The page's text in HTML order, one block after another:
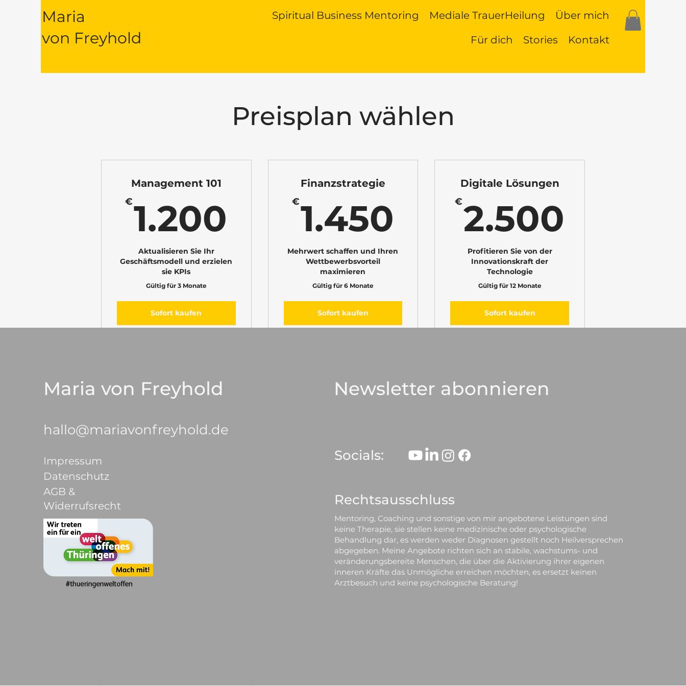
Maria
von Freyhold
Spiritual Business Mentoring Mediale TrauerHeilung
Über mich
Für dich
Stories Kontakt
Preisplan wählen
Management 101
€1.200 1.200€
Aktualisieren Sie Ihr
Geschäftsmodell und erzielen
sie KPIs
Gültig für 3 Monate
Sofort kaufen
Ich bin ein Vorteil
Finanzstrategie
€1.450 1.450€
Mehrwert schaffen und Ihren
Wettbewerbsvorteil
maximieren
Gültig für 6 Monate
Sofort kaufen
Ich bin ein Vorteil
Digitale Lösungen
€2.500
Profitieren Sie von der
Innovationskraft der
Technologie
Gültig für 12 Monate
Sofort kaufen
Ich bin ein Vorteil
Session à 1h
700
Maria von Freyhold
hallo@mariavonfreyhold.de
Impressum
Datenschutz
AGB &
Widerrufsrecht
Newsletter abonnieren
Socials:
Rechtsausschluss
Mentoring, Coaching und sonstige von mir angebotene Leistungen sind
keine Therapie, sie stellen keine medizinische oder psychologische
Behandlung dar, es werden weder Diagnosen gestellt noch Heilversprechen
abgegeben. Meine Angebote richten sich an stabile, wachstums- und
veränderungsbereite Menschen, die über die Aktivierung ihrer eigenen
inneren Kräfte das Unmögliche erreichen möchten, es ersetzt keinen
Arztbesuch und keine psychologische Beratung!